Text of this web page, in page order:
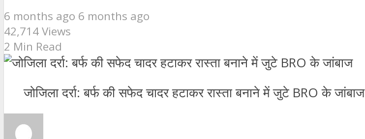
6 months ago 6 months ago
42,714 Views
2 Min Read
जोजिला दर्रा: बर्फ की सफेद चादर हटाकर रास्ता बनाने में जुटे BRO के जांबाज